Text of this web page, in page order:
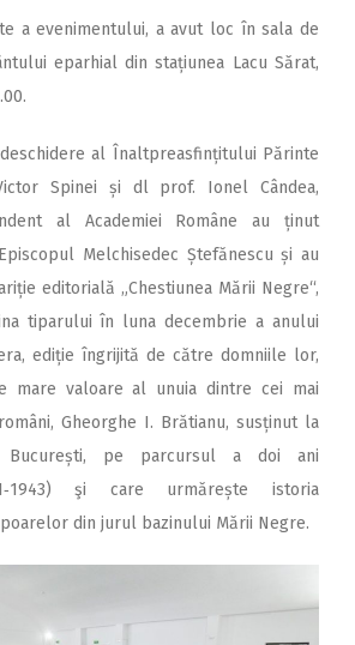
a evenimentului, a avut loc în sala de
eparhial din stațiunea Lacu Sărat,
al Înaltpreasfințitului Părinte
Spinei și dl prof. Ionel Cândea,
al Academiei Române au ținut
Melchisedec Ștefănescu și au
editorială „Chestiunea Mării Negre“,
tiparului în luna decembrie a anului
ediție îngrijită de către domniile lor,
mare valoare al unuia dintre cei mai
Gheorghe I. Brătianu, susținut la
București, pe parcursul a doi ani
şi care urmărește istoria
din jurul bazinului Mării Negre.